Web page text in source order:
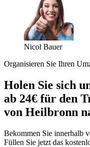
Nicol Bauer
Organisieren Sie Ihren
Holen Sie sich
ab 24€ für den
von Heilbronn
Bekommen Sie innerhalb
Füllen Sie jetzt das